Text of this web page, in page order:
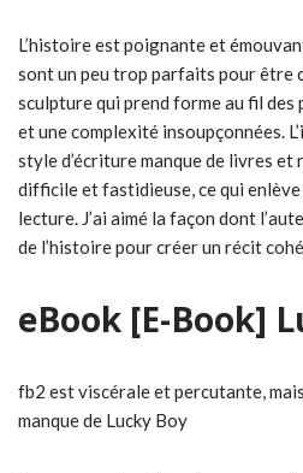
L’histoire est poignante et
sont un peu trop parfaits pour être
sculpture qui prend forme au fil des
et une complexité insoupçonnées.
style d’écriture manque de livres et
difficile et fastidieuse, ce qui enlève
lecture. J’ai aimé la façon dont
de l’histoire pour créer un récit
eBook [E-Book]
fb2 est viscérale et percutante,
manque de Lucky Boy